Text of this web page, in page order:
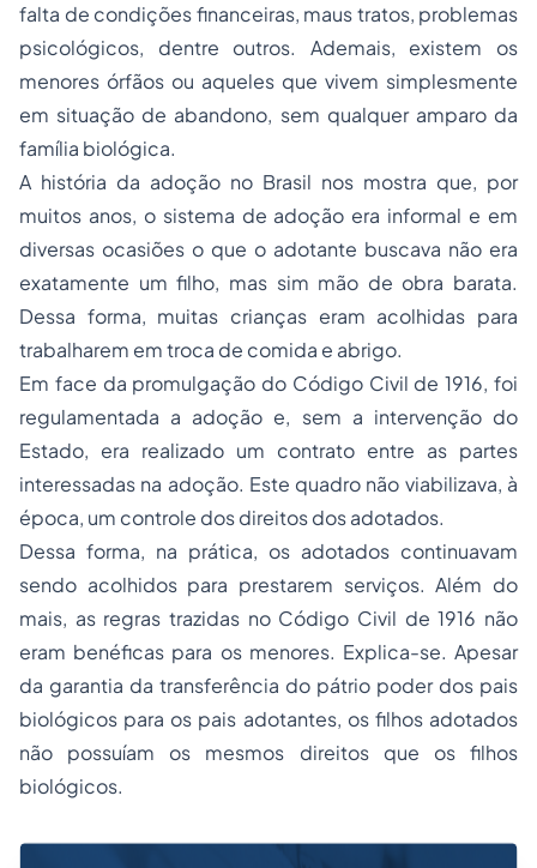
falta de condições financeiras, maus tratos, problemas
psicológicos, dentre outros. Ademais, existem os
menores órfãos ou aqueles que vivem simplesmente
em situação de abandono, sem qualquer amparo da
família biológica.
A história da adoção no Brasil nos mostra que, por
muitos anos, o sistema de adoção era informal e em
diversas ocasiões o que o adotante buscava não era
exatamente um filho, mas sim mão de obra barata.
Dessa forma, muitas crianças eram acolhidas para
trabalharem em troca de comida e abrigo.
Em face da promulgação do Código Civil de 1916, foi
regulamentada a adoção e, sem a intervenção do
Estado, era realizado um contrato entre as partes
interessadas na adoção. Este quadro não viabilizava, à
época, um controle dos direitos dos adotados.
Dessa forma, na prática, os adotados continuavam
sendo acolhidos para prestarem serviços. Além do
mais, as regras trazidas no Código Civil de 1916 não
eram benéficas para os menores. Explica-se. Apesar
da garantia da transferência do pátrio poder dos pais
biológicos para os pais adotantes, os filhos adotados
não possuíam os mesmos direitos que os filhos
biológicos.